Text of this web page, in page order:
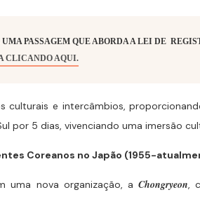
PASSAGEM QUE ABORDA A LEI DE
CLICANDO AQUI.
culturais e intercâmbios,
por 5 dias, vivenciando uma imersão
Coreanos no Japão (1955-
uma nova organização, aChongryeon,